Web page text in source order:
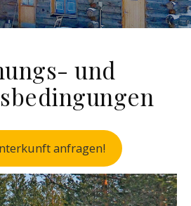
und
anfragen!